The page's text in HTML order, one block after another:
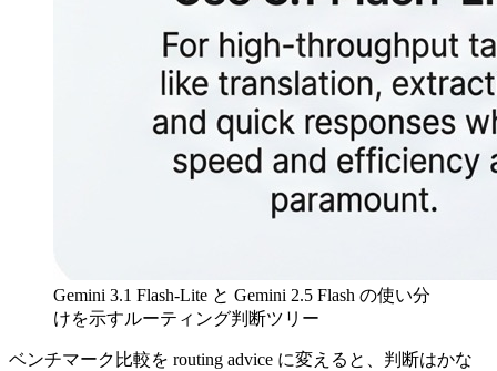
Gemini 3.1 Flash-Lite と Gemini 2.5 Flash の使い分
けを示すルーティング判断ツリー
ベンチマーク比較を routing advice に変えると、判断はかな